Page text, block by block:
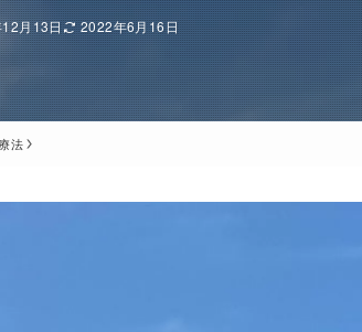
月13日 2022年6月16日
法